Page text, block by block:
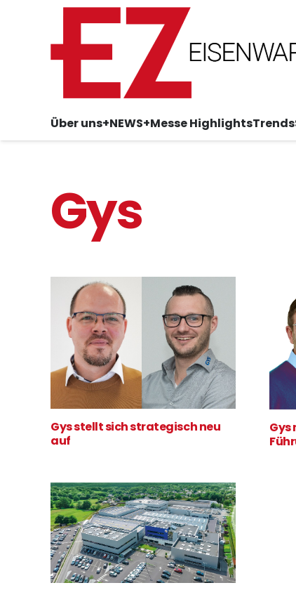
Über uns+NEWS+Messe HighlightsTrends
Gys
Gys stellt sich strategisch neu
auf
Gys